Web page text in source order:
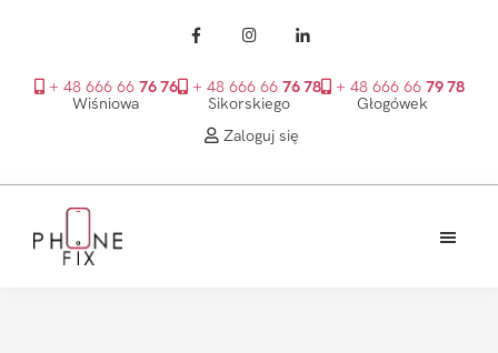
+ 48 666 66 76 76
Wiśniowa
+ 48 666 66 76 78
Sikorskiego
+ 48 666 66 79 78
Głogówek
Zaloguj się
głównego